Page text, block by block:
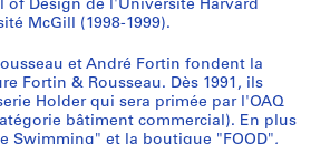
of Design de l'Université Harvard
McGill (1998-1999).
et André Fortin fondent la
Fortin & Rousseau. Dès 1991, ils
Holder qui sera primée par l'OAQ
bâtiment commercial). En plus
Swimming" et la boutique "FOOD",